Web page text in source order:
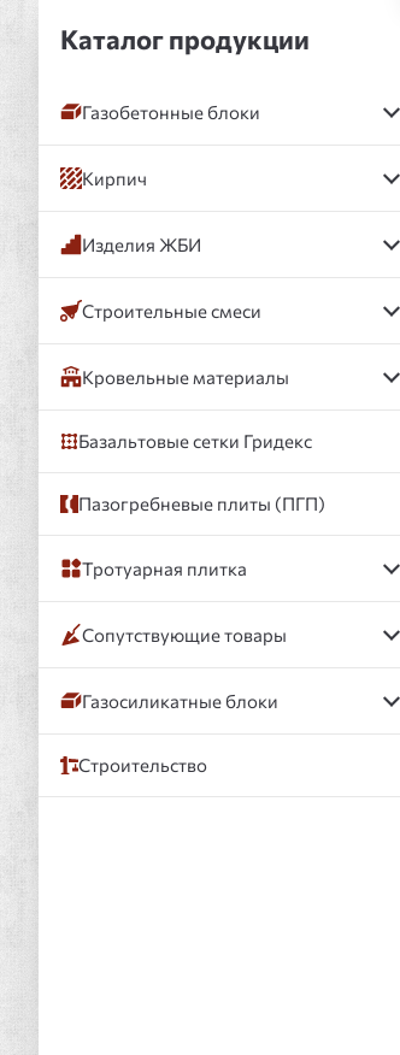
Каталог продукции
Газобетонные блоки
Кирпич
Изделия ЖБИ
Строительные смеси
Кровельные материалы
Базальтовые сетки Гридекс
Пазогребневые плиты (ПГП)
Тротуарная плитка
Сопутствующие товары
Газосиликатные блоки
Строительство